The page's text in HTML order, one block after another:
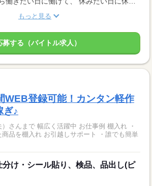
もっと見る
募する（バイトル求人）
登録可能！カンタン軽作
ぎ♪
さんまで 幅広く活躍中 お仕事例 棚入れ ・
商品を棚入れ お引越しサポート ・誰でも簡単
け・シール貼り、検品、品出し(ピ